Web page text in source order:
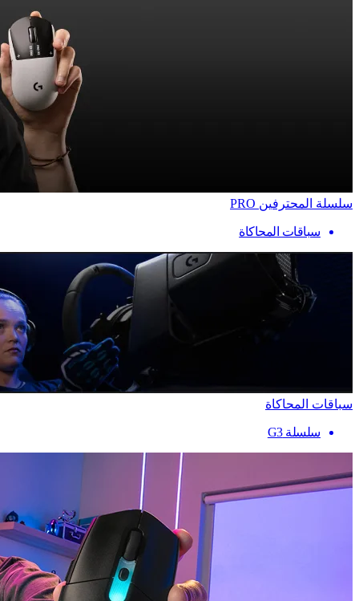
سلسلة المحترفين PRO
سباقات المحاكاة
سباقات المحاكاة
سلسلة G3